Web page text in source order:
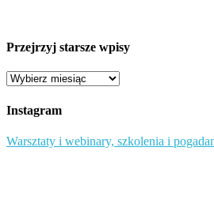
Przejrzyj starsze wpisy
Przejrzyj
wpisy
Instagram
Warsztaty i webinary, szkolenia i